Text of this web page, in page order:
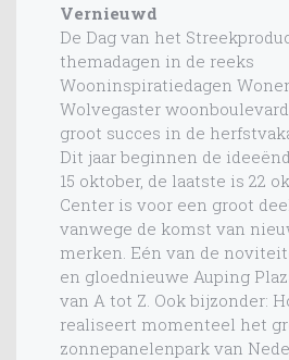
Vernieuwd
De Dag van het
themadagen in de reeks
Wooninspiratiedagen
Wolvegaster
groot succes in de
Dit jaar beginnen de
15 oktober, de laatste is 22
Center is voor een groot
vanwege de komst van
merken. Eén van de
en gloednieuwe Auping
van A tot Z. Ook bijzonder:
realiseert momenteel het
zonnepanelenpark van